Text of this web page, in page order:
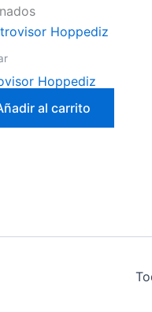
Hoppediz
al carrito